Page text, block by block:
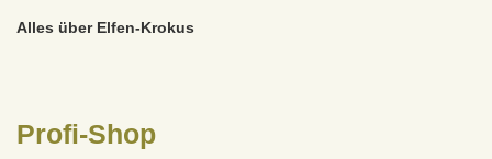
Alles über Elfen-Krokus
Profi-Shop